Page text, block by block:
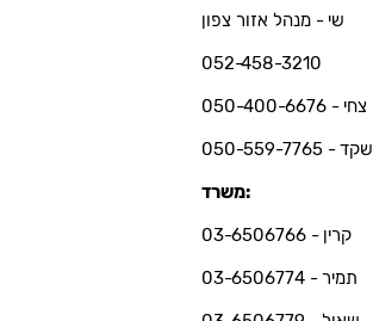
שי - מנהל אזור צפון
052-458-3210
צחי - 050-400-6676
שקד - 050-559-7765
משרד:
קרין - 03-6506766
תמיר - 03-6506774